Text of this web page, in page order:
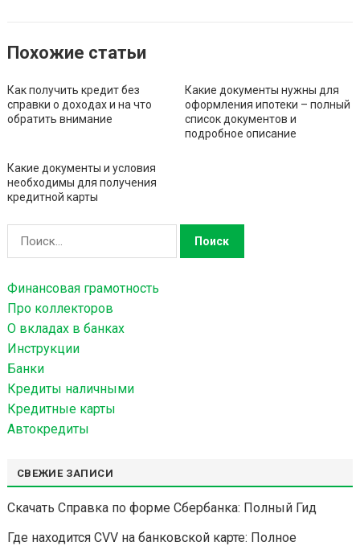
Похожие статьи
Как получить кредит без
справки о доходах и на что
обратить внимание
Какие документы нужны для
оформления ипотеки – полный
список документов и
подробное описание
Какие документы и условия
необходимы для получения
кредитной карты
а
т
и
:
Финансовая грамотность
Про коллекторов
О вкладах в банках
Инструкции
Банки
Кредиты наличными
Кредитные карты
Автокредиты
СВЕЖИЕ ЗАПИСИ
Скачать Справка по форме Сбербанка: Полный Гид
Где находится CVV на банковской карте: Полное